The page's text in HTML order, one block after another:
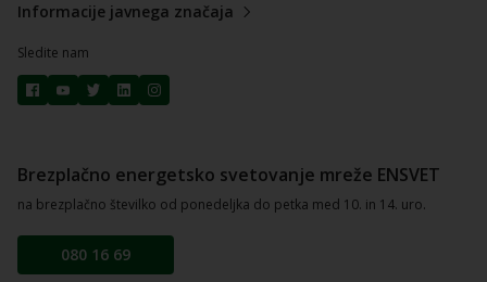
Informacije javnega značaja
Sledite nam
Brezplačno energetsko svetovanje mreže ENSVET
na brezplačno številko od ponedeljka do petka med 10. in 14. uro.
080 16 69